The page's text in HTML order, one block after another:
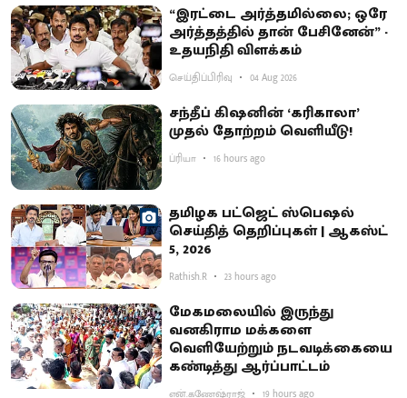
“இரட்டை அர்த்தமில்லை; ஒரே
அர்த்தத்தில் தான் பேசினேன்” -
உதயநிதி விளக்கம்
செய்திப்பிரிவு 04 Aug 2026
சந்தீப் கிஷனின் ‘கரிகாலா’
முதல் தோற்றம் வெளியீடு!
ப்ரியா 16 hours ago
தமிழக பட்ஜெட் ஸ்பெஷல்
செய்தித் தெறிப்புகள் | ஆகஸ்ட்
5, 2026
Rathish.R 23 hours ago
மேகமலையில் இருந்து
வனகிராம மக்களை
வெளியேற்றும் நடவடிக்கையை
கண்டித்து ஆர்ப்பாட்டம்
என்.கணேஷ்ராஜ் 19 hours ago